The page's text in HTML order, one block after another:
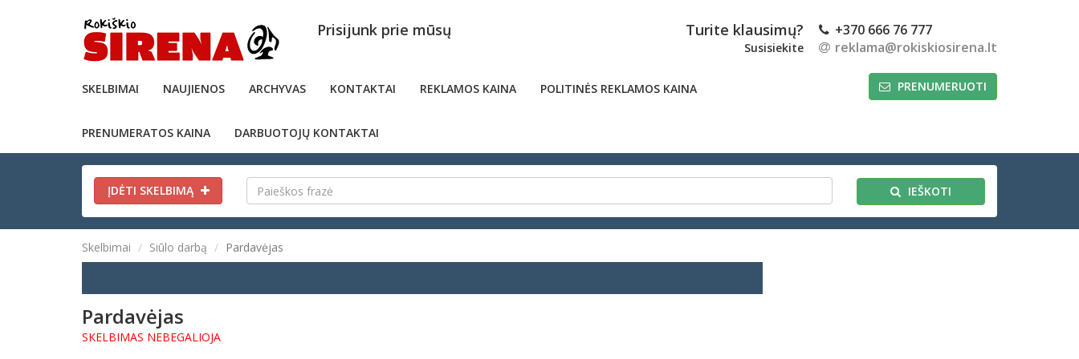
Prisijunk prie mūsų Turite klausimų?
Susisiekite
+370 666 76 777
reklama@rokiskiosirena.lt
SKELBIMAI NAUJIENOS ARCHYVAS KONTAKTAI REKLAMOS KAINA POLITINĖS REKLAMOS KAINA
PRENUMERATOS KAINA DARBUOTOJŲ KONTAKTAI
PRENUMERUOTI
ĮDĖTI SKELBIMĄ IEŠKOTI
Skelbimai Siūlo darbą Pardavėjas
Pardavėjas
SKELBIMAS NEBEGALIOJA